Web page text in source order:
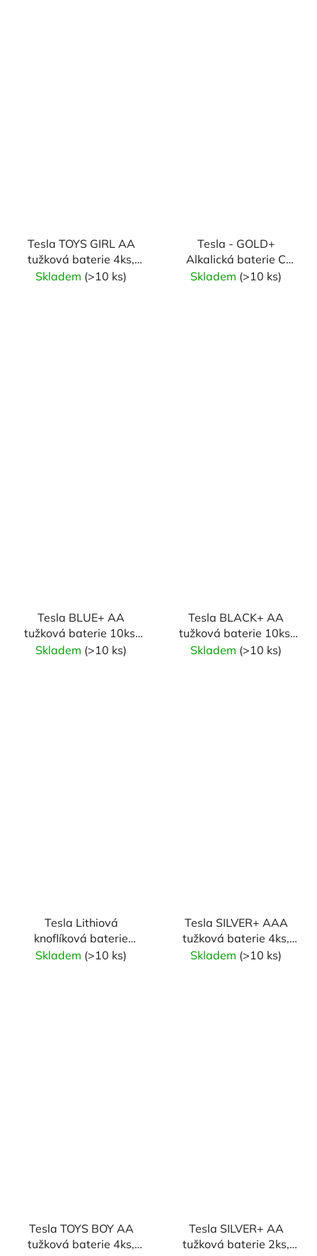
Tesla TOYS GIRL AA
tužková baterie 4ks,
smršťovací fólie
Skladem (>10 ks)
Tesla - GOLD+
Alkalická baterie C
(LR14, malý
Skladem (>10 ks)
Tesla BLUE+ AA
tužková baterie 10ks,
smršťovací fólie
Skladem (>10 ks)
Tesla BLACK+ AA
tužková baterie 10ks,
smršťovací fólie
Skladem (>10 ks)
Tesla Lithiová
knoflíková baterie
CR2016, 3V
Skladem (>10 ks)
Tesla SILVER+ AAA
tužková baterie 4ks,
blistrová fólie
Skladem (>10 ks)
Tesla TOYS BOY AA
tužková baterie 4ks,
Tesla SILVER+ AA
tužková baterie 2ks,